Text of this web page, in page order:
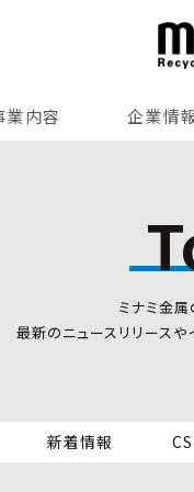
業内容 企業情
ミナミ金属
最新のニュースリリースや
新着情報